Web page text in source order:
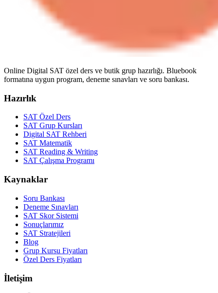
Online Digital SAT özel ders ve butik grup hazırlığı. Bluebook
formatına uygun program, deneme sınavları ve soru bankası.
Hazırlık
SAT Özel Ders
SAT Grup Kursları
Digital SAT Rehberi
SAT Matematik
SAT Reading & Writing
SAT Çalışma Programı
Kaynaklar
Soru Bankası
Deneme Sınavları
SAT Skor Sistemi
Sonuçlarımız
SAT Stratejileri
Blog
Grup Kursu Fiyatları
Özel Ders Fiyatları
İletişim